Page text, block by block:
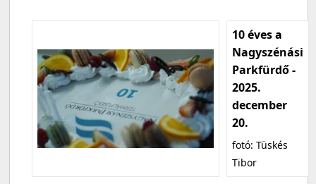
10 éves a
Nagyszénási
Parkfürdő -
2025.
december
20.
fotó: Tüskés
Tibor